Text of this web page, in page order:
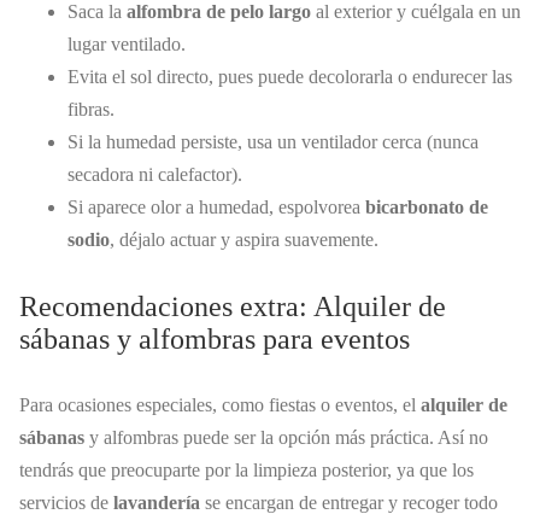
Saca la alfombra de pelo largo al exterior y cuélgala en un
lugar ventilado.
Evita el sol directo, pues puede decolorarla o endurecer las
fibras.
Si la humedad persiste, usa un ventilador cerca (nunca
secadora ni calefactor).
Si aparece olor a humedad, espolvorea bicarbonato de
sodio, déjalo actuar y aspira suavemente.
Recomendaciones extra: Alquiler de
sábanas y alfombras para eventos
Para ocasiones especiales, como fiestas o eventos, el alquiler de
sábanas y alfombras puede ser la opción más práctica. Así no
tendrás que preocuparte por la limpieza posterior, ya que los
servicios de lavandería se encargan de entregar y recoger todo